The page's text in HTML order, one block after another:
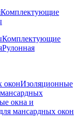
Комплектующие
Комплектующие
Рулонная
оконИзоляционные
окна и
мансардных окон